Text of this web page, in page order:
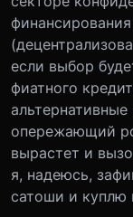
если выбор
фиатного
опережающий
вырастет и
я, надеюсь,
сатоши и куплю